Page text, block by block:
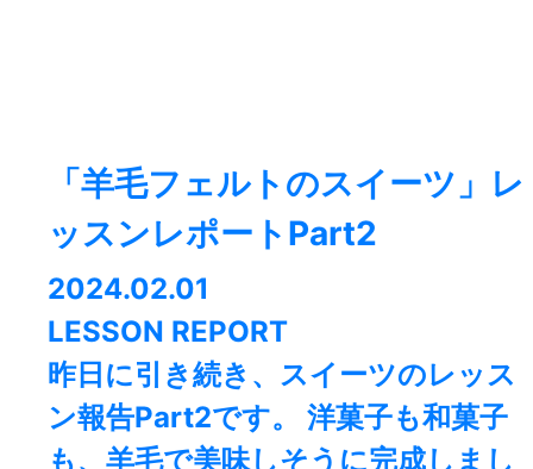
「羊毛フェルトのスイーツ」レ
ッスンレポートPart2
2024.02.01
LESSON REPORT
昨日に引き続き、スイーツのレッス
ン報告Part2です。 洋菓子も和菓子
も、羊毛で美味しそうに完成しまし